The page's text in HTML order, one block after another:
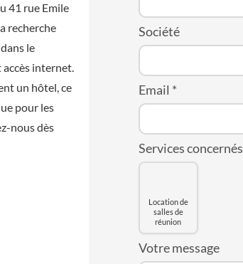
41 rue Emile
recherche
le
accès internet.
un hôtel, ce
pour les
nous dès
Société
Email *
Services concernés
Location de
salles de
réunion
Votre message